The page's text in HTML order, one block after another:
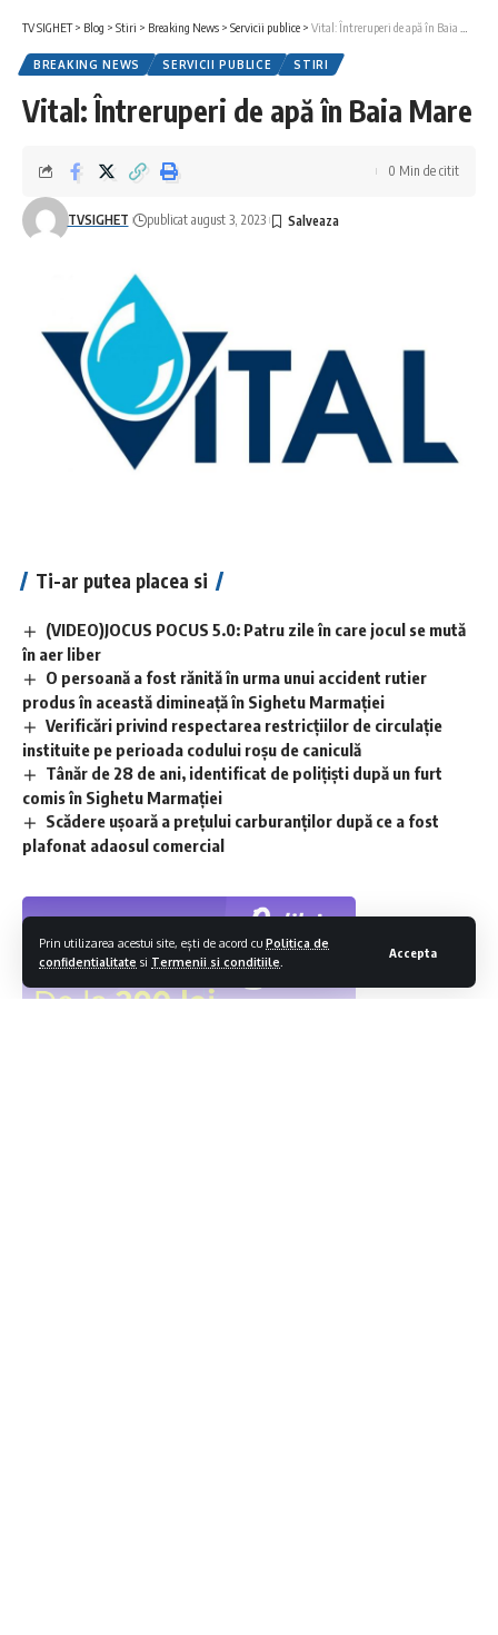
Prin utilizarea acestui site, ești de acord cu Politica de
confidentialitate si Termenii si conditiile
Accepta
TV SIGHET> Blog > Stiri > Breaking News > Servicii publice > Vital: Întreruperi de apă în Baia Mare
BREAKING NEWS SERVICII PUBLICE STIRI
Vital: Întreruperi de apă în Baia Mare
TVSIGHET publicat august 3, 2023
0 Min de citit
Ti-ar putea placea si
(VIDEO)JOCUS POCUS 5.0: Patru zile în care jocul se mută
în aer liber
O persoană a fost rănită în urma unui accident rutier
produs în această dimineață în Sighetu Marmației
Verificări privind respectarea restricțiilor de circulație
instituite pe perioada codului roșu de caniculă
Tânăr de 28 de ani, identificat de polițiști după un furt
comis în Sighetu Marmației
Scădere ușoară a prețului carburanților după ce a fost
plafonat adaosul comercial